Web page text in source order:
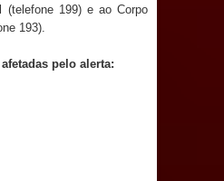
Julho Neon com ações de
sobre saúde bucal
(telefone 199) e ao Corpo
193).
pelo alerta: